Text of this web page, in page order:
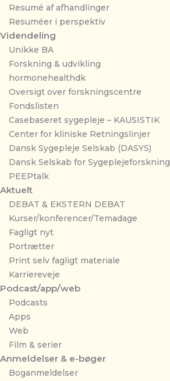
Resumé af afhandlinger
Resuméer i perspektiv
Videndeling
Unikke BA
Forskning & udvikling
hormonehealthdk
Oversigt over forskningscentre
Fondslisten
Casebaseret sygepleje – KAUSISTIK
Center for kliniske Retningslinjer
Dansk Sygepleje Selskab (DASYS)
Dansk Selskab for Sygeplejeforskning
PEEPtalk
Aktuelt
DEBAT & EKSTERN DEBAT
Kurser/konferencer/Temadage
Fagligt nyt
Portrætter
Print selv fagligt materiale
Karriereveje
Podcast/app/web
Podcasts
Apps
Web
Film & serier
Anmeldelser & e-bøger
Boganmeldelser